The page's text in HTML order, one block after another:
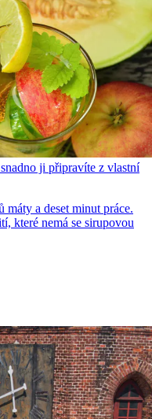
ji připravíte z vlastní
máty a deset minut práce.
které nemá se sirupovou